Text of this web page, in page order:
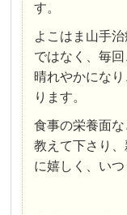
す。
よこはま山手
ではなく、毎
晴れやかにな
ります。
食事の栄養面
教えて下さり
に嬉しく、いつ